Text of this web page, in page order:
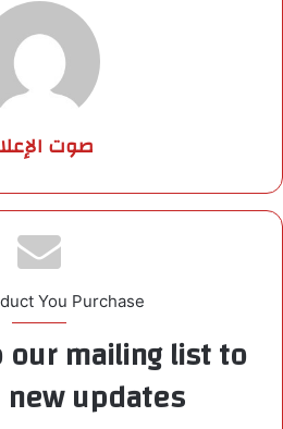
صوت
You Purchase
mailing list to
updates!